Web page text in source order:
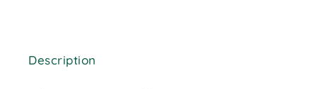
Description